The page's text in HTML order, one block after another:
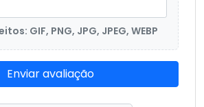
GIF, PNG, JPG, JPEG, WEBP
Enviar avaliação